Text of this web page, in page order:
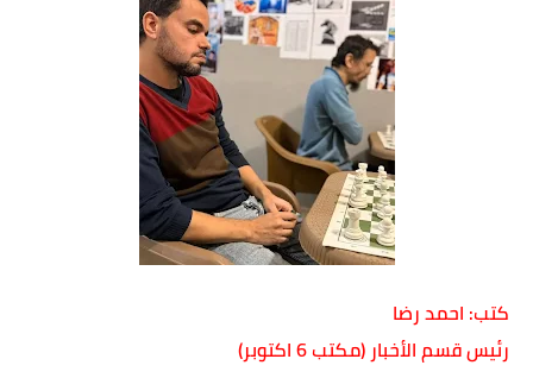
كتب: احمد رضا
رئيس قسم الأخبار (مكتب 6 اكتوبر)